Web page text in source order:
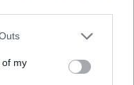
one or more Google
You may click to
its third-party tags to
of my